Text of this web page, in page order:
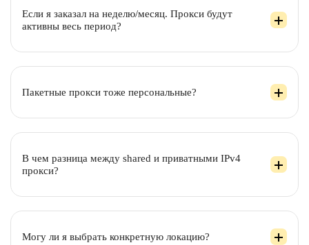
Если я заказал на неделю/месяц. Прокси будут
активны весь период?
Пакетные прокси тоже персональные?
В чем разница между shared и приватными IPv4
прокси?
Могу ли я выбрать конкретную локацию?